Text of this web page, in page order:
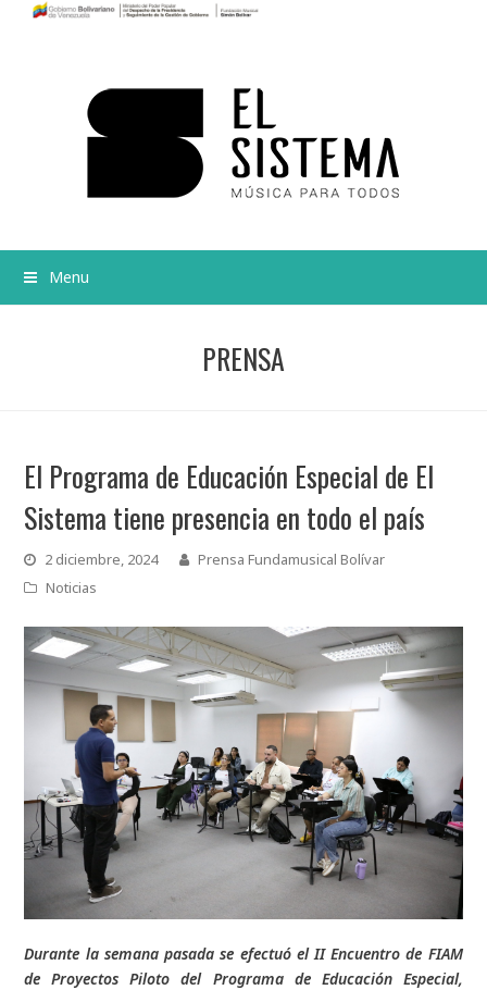
Menu
PRENSA
El Programa de Educación Especial de El
Sistema tiene presencia en todo el país
2 diciembre, 2024
Prensa Fundamusical Bolívar
Noticias
Durante la semana pasada se efectuó el II Encuentro de FIAM
de Proyectos Piloto del Programa de Educación Especial,